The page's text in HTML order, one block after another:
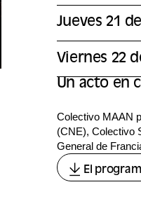
Jueves 21
Viernes 22
Un acto en
Colectivo MAAN
(CNE), Colectivo
General de
El